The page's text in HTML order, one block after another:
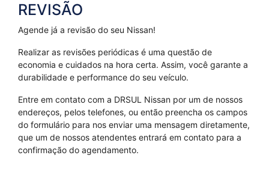
REVISÃO
Agende já a revisão do seu Nissan!
Realizar as revisões periódicas é uma questão de
economia e cuidados na hora certa. Assim, você garante a
durabilidade e performance do seu veículo.
Entre em contato com a DRSUL Nissan por um de nossos
endereços, pelos telefones, ou então preencha os campos
do formulário para nos enviar uma mensagem diretamente,
que um de nossos atendentes entrará em contato para a
confirmação do agendamento.